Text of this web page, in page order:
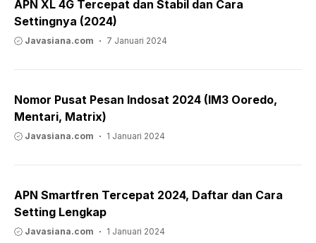
APN XL 4G Tercepat dan Stabil dan Cara
Settingnya (2024)
Javasiana.com 7 Januari 2024
Nomor Pusat Pesan Indosat 2024 (IM3 Ooredo,
Mentari, Matrix)
Javasiana.com 1 Januari 2024
APN Smartfren Tercepat 2024, Daftar dan Cara
Setting Lengkap
Javasiana.com 1 Januari 2024